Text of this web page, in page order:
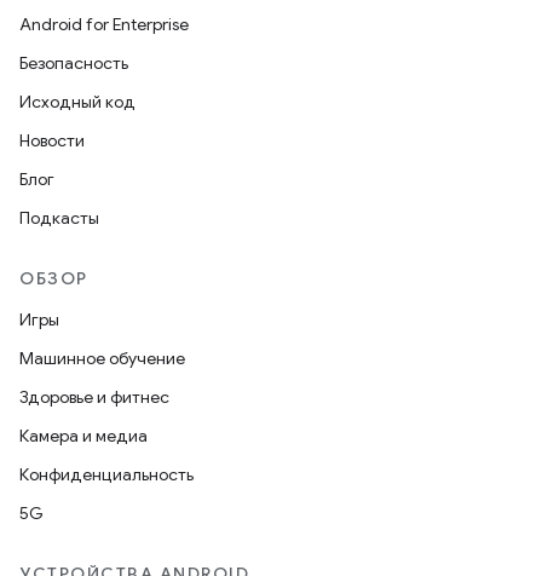
Android for Enterprise
Безопасность
Исходный код
Новости
Блог
Подкасты
ОБЗОР
Игры
Машинное обучение
Здоровье и фитнес
Камера и медиа
Конфиденциальность
5G